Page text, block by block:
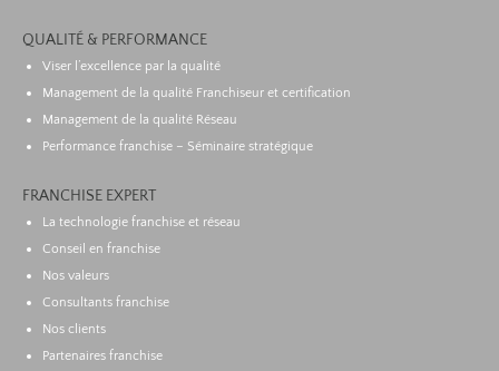
QUALITÉ & PERFORMANCE
Viser l’excellence par la qualité
Management de la qualité Franchiseur et certification
Management de la qualité Réseau
Performance franchise – Séminaire stratégique
FRANCHISE EXPERT
La technologie franchise et réseau
Conseil en franchise
Nos valeurs
Consultants franchise
Nos clients
Partenaires franchise